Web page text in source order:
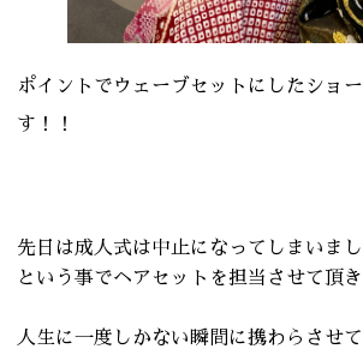
ポイントでウェーブセットにしたショ
す！！
先日は成人式は中止になってしまいま
という事でヘアセットを担当させて頂き
人生に一度しかない瞬間に携わらさせ